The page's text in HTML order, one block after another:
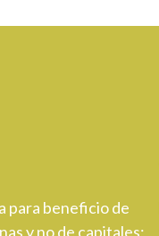
para beneficio de
y no de capitales;